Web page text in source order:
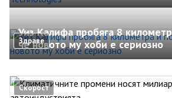
Здраве
Уиз Калифа пробяга 8
че новото му хоби е сериозно
Скорост